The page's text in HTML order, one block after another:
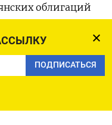
ПОДПИСАТЬСЯ
облигаций
Италии и
в
71 б.п.